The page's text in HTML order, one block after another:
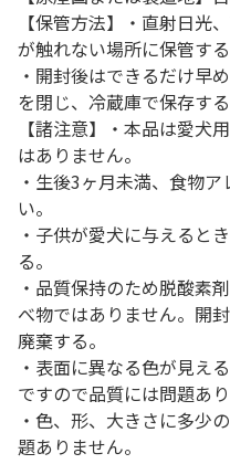
【保管方法】・直射日光
が触れない場所に保管する
・開封後はできるだけ早
を閉じ、冷蔵庫で保存する
【諸注意】・本品は愛犬
はありません。
・生後3ヶ月未満、食物
い。
・子供が愛犬に与えると
る。
・品質保持のため脱酸素
べ物ではありません。開
廃棄する。
・表面に異なる色が見え
ですので品質には問題あり
・色、形、大きさに多少
題ありません。